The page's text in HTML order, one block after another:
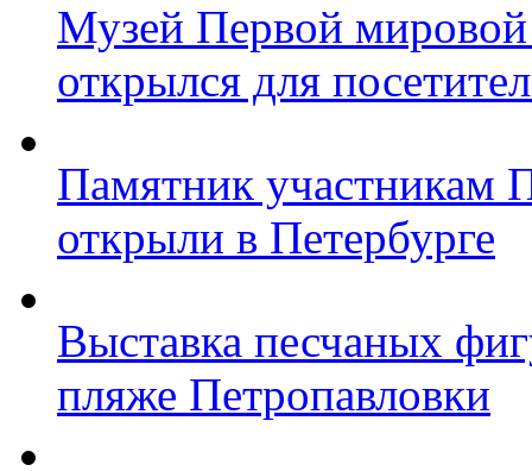
Музей Первой
открылся для
Памятник участникам
открыли в Петербурге
Выставка песчаных
пляже Петропавловки